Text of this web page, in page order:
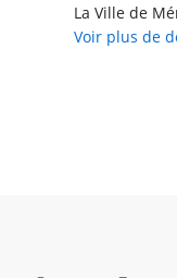
La Ville de
Prenez RDV
Voir plus de